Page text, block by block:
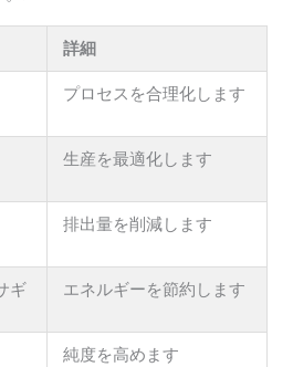
詳細
プロセスを合理化します
生産を最適化します
排出量を削減します
ギ エネルギーを節約します
純度を高めます